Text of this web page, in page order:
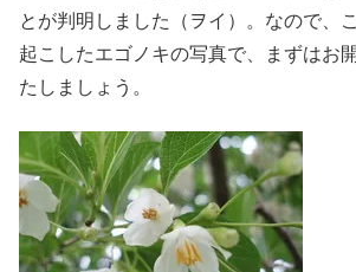
とが判明しました（ヲイ）。なので、
起こしたエゴノキの写真で、まずはお
たしましょう。